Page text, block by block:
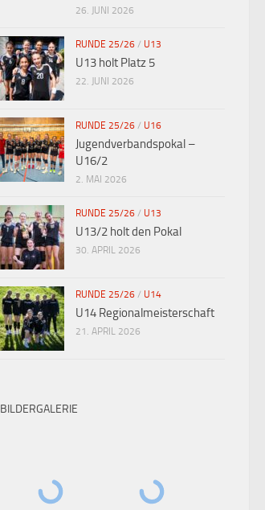
26. JUNI 2026
RUNDE 25/26 / U13
U13 holt Platz 5
22. JUNI 2026
RUNDE 25/26 / U16
Jugendverbandspokal –
U16/2
2. MAI 2026
RUNDE 25/26 / U13
U13/2 holt den Pokal
30. APRIL 2026
RUNDE 25/26 / U14
U14 Regionalmeisterschaft
21. APRIL 2026
BILDERGALERIE